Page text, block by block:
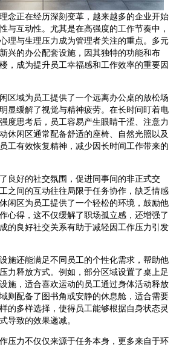
念正在经历深刻变革，越来越多的企业开始
与互动性。尤其是在高强度的工作节奏中，
理与生理压力成为管理者关注的重点。多元
兴的办公配套设施，因其独特的功能和布
，成为提升员工幸福感和工作效率的重要因
区域为员工提供了一个远离办公桌的放松场
显缓解了视觉与精神疲劳。在长时间盯着电
度思考后，员工容易产生眼睛干涩、注意力
休闲区通常配备舒适的座椅、自然光照以及
工有效恢复精神，减少因长时间工作带来的
良好的社交氛围，促进同事间的非正式交
之间的互动往往局限于任务协作，缺乏情感
闲区为员工提供了一个轻松的环境，鼓励他
心得，这不仅缓解了职场孤立感，还增强了
的良好社交关系有助于减轻因工作压力引发
施还能满足不同员工的个性化需求，帮助他
力释放方式。例如，部分区域设置了桌上足
施，适合喜欢运动的员工通过身体活动释放
则配备了图书角或安静的休息舱，适合需要
的多样选择，使得员工能够根据自身状态灵
导致的效果递减。
压力不仅仅来源于任务本身，更多来自于环